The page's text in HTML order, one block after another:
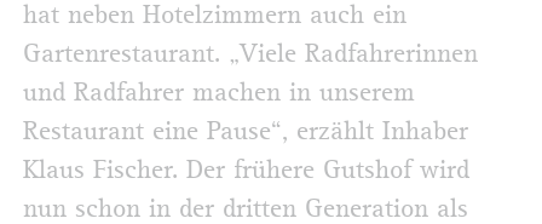
hat neben Hotelzimmern auch ein
Gartenrestaurant. „Viele Radfahrerinnen
und Radfahrer machen in unserem
Restaurant eine Pause“, erzählt Inhaber
Klaus Fischer. Der frühere Gutshof wird
nun schon in der dritten Generation als